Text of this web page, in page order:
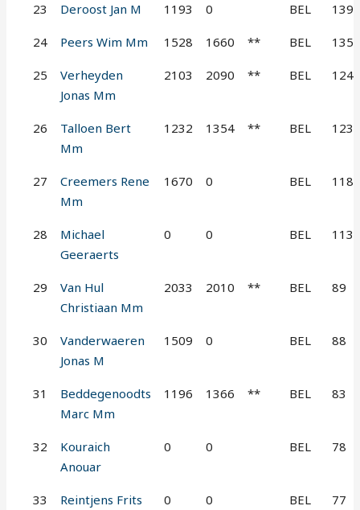
23 Deroost Jan M 1193 0 BEL 139
24 Peers Wim Mm 1528 1660 ** BEL 135
25
Verheyden
Jonas Mm
2103 2090 ** BEL 124
26
Talloen Bert
Mm
1232 1354 ** BEL 123
27
Creemers Rene
Mm
1670 0 BEL 118
28
Michael
Geeraerts
0 0 BEL 113
29
Van Hul
Christiaan Mm
2033 2010 ** BEL 89
30
Vanderwaeren
Jonas M
1509 0 BEL 88
31
Beddegenoodts
Marc Mm
1196 1366 ** BEL 83
32
Kouraich
Anouar
0 0 BEL 78
33 Reintjens Frits 0 0 BEL 77